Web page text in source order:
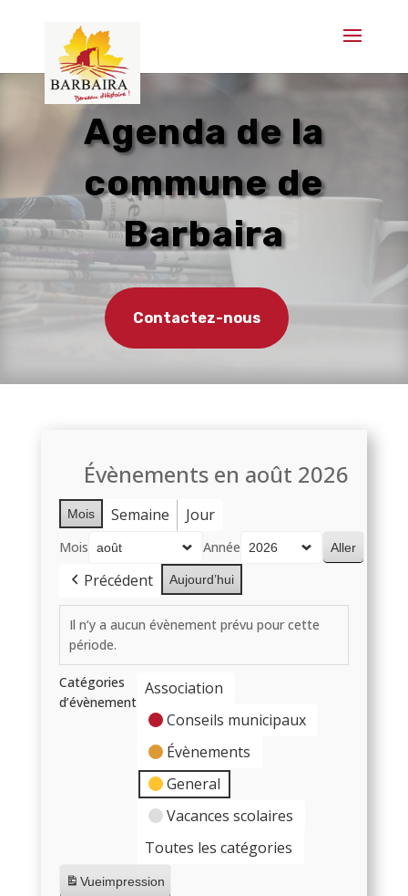
Agenda de la
commune de
Barbaira
Contactez-nous
Évènements en août 2026
Mois Semaine Jour
Mois Année
Précédent Aujourd’hui
Il n’y a aucun évènement prévu pour cette
période.
Catégories
d’évènement
Association
Conseils municipaux
Évènements
General
Vacances scolaires
Toutes les catégories
Vueimpression